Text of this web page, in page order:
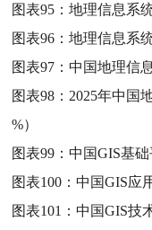
图表95：地理信息系
图表96：地理信息系
图表97：中国地理信
图表98： 2025年中国
%）
图表99：中国GIS基
图表100：中国GIS应
图表101：中国GIS技